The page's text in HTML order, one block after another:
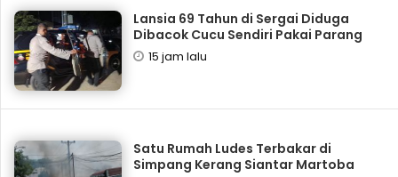
Lansia 69 Tahun di Sergai Diduga
Dibacok Cucu Sendiri Pakai Parang
15 jam lalu
Satu Rumah Ludes Terbakar di
Simpang Kerang Siantar Martoba